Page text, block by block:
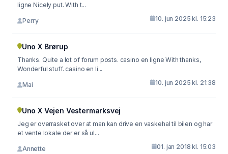
ligne Nicely put. With t...
Perry 10. jun 2025 kl. 15:23
Uno X Brørup
Thanks. Quite a lot of forum posts. casino en ligne With thanks,
Wonderful stuff. casino en li...
Mai 10. jun 2025 kl. 21:38
Uno X Vejen Vestermarksvej
Jeg er overrasket over at man kan drive en vaskehal til bilen og har
et vente lokale der er så ul...
Annette 01. jan 2018 kl. 15:03